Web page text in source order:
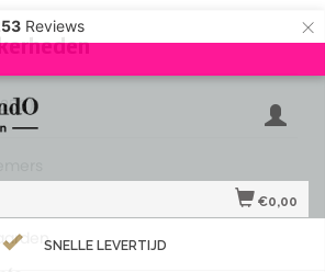
Reviews ×